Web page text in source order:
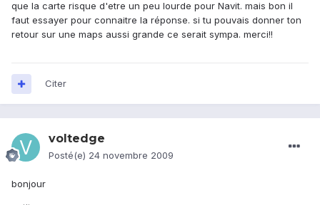
que la carte risque d'etre un peu lourde pour Navit. mais bon il
faut essayer pour connaitre la réponse. si tu pouvais donner ton
retour sur une maps aussi grande ce serait sympa. merci!!
Citer
voltedge
Posté(e) 24 novembre 2009
bonjour